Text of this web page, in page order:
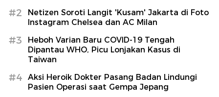
#2
Netizen Soroti Langit 'Kusam' Jakarta di Foto
Instagram Chelsea dan AC Milan
#3
Heboh Varian Baru COVID-19 Tengah
Dipantau WHO, Picu Lonjakan Kasus di
Taiwan
#4
Aksi Heroik Dokter Pasang Badan Lindungi
Pasien Operasi saat Gempa Jepang